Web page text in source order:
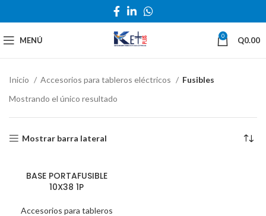
MENÚ 0 Q0.00
Inicio Accesorios para tableros eléctricos
Fusibles
Mostrando el único resultado
Mostrar barra lateral
BASE PORTAFUSIBLE
10X38 1P
Accesorios para tableros